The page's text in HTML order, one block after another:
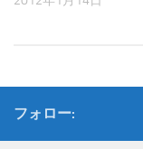
フォロー: